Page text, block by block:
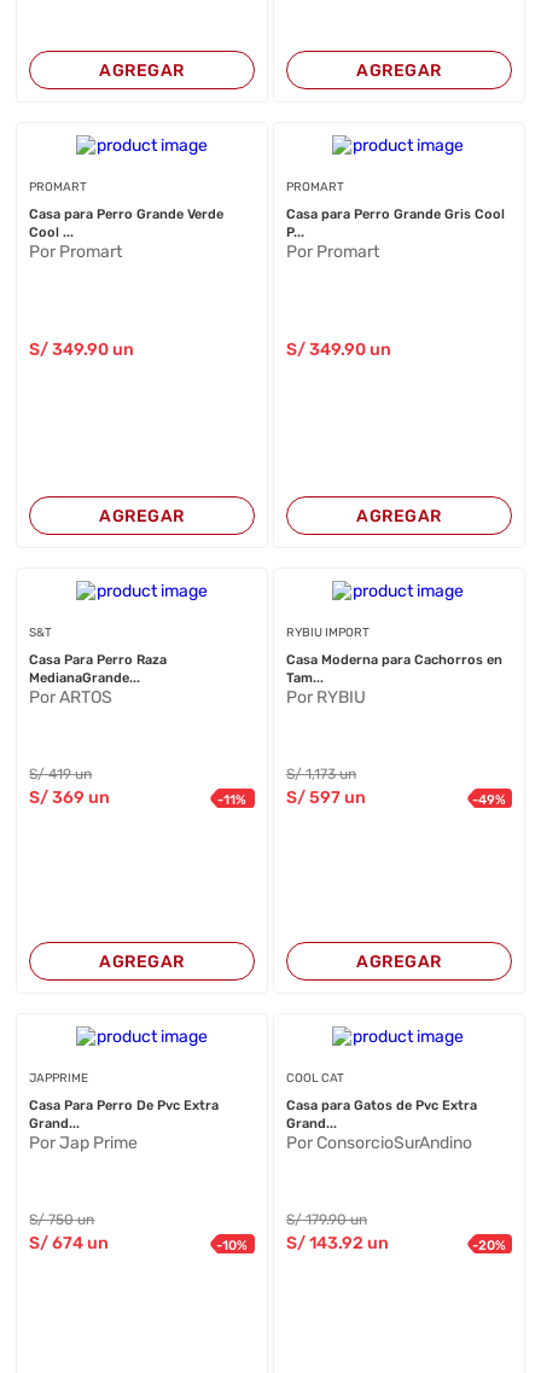
AGREGAR AGREGAR
PROMART
Casa para Perro Grande Verde
Cool ...
Por Promart
S/349.90 un
AGREGAR
PROMART
Casa para Perro Grande Gris Cool
P...
Por Promart
S/349.90un
AGREGAR
S&T
Casa Para Perro Raza
MedianaGrande...
Por ARTOS
S/419 un
S/369 un -11%
AGREGAR
RYBIU IMPORT
Casa Moderna para Cachorros en
Tam...
Por RYBIU
S/1,173 un
S/597un -49%
AGREGAR
JAPPRIME
Casa Para Perro De Pvc Extra
Grand...
Por Jap Prime
S/750 un
S/674 un -10%
COOL CAT
Casa para Gatos de Pvc Extra
Grand...
Por ConsorcioSurAndino
S/179.90 un
S/143.92 un -20%